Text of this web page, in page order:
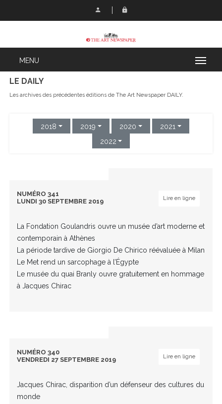
LE DAILY
Les archives des précédentes éditions de The Art Newspaper DAILY.
2018 2019 2020
2021
2022
NUMÉRO 341
LUNDI 30 SEPTEMBRE 2019
Lire en ligne
La Fondation Goulandris ouvre un musée d’art moderne et
contemporain à Athènes
La période tardive de Giorgio De Chirico réévaluée à Milan
Le Met rend un sarcophage à l’Égypte
Le musée du quai Branly ouvre gratuitement en hommage
à Jacques Chirac
NUMÉRO 340
VENDREDI 27 SEPTEMBRE 2019
Lire en ligne
Jacques Chirac, disparition d’un défenseur des cultures du
monde